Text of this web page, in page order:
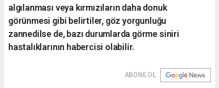
algılanması veya kırmızıların daha donuk
görünmesi gibi belirtiler, göz yorgunluğu
zannedilse de, bazı durumlarda görme siniri
hastalıklarının habercisi olabilir.
ABONE OL